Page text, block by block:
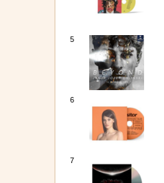
5
6
7